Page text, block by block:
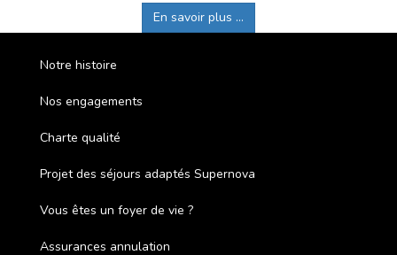
En savoir plus ...
Notre histoire
Nos engagements
Charte qualité
Projet des séjours adaptés Supernova
Vous êtes un foyer de vie ?
Assurances annulation